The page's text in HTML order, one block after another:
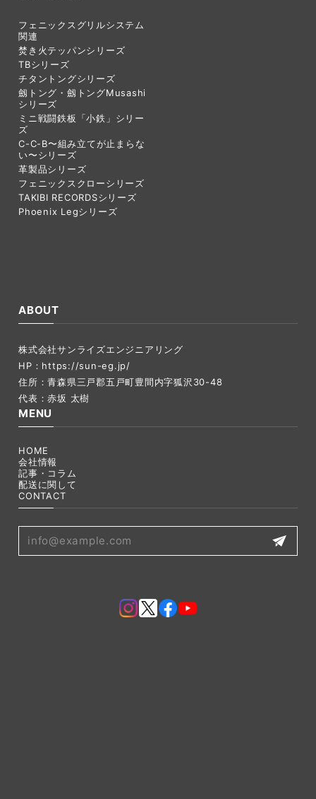
フェニックスグリルシステム
関連
焚き火テッパンシリーズ
TBシリーズ
チタントングシリーズ
劔トング・劔トングMusashi
シリーズ
ミニ戦闘鉄板「小鉄」シリー
ズ
C-C-B〜組み立てが止まらな
い〜シリーズ
革製品シリーズ
フェニックスクローシリーズ
TAKIBI RECORDSシリーズ
Phoenix Legシリーズ
ABOUT
株式会社サンライズエンジニアリング
HP： https://sun-eg.jp/
住所：青森県三戸郡五戸町豊間内字狐沢30-48
代表：赤坂 太樹
MENU
HOME
会社情報
記事・コラム
配送に関して
CONTACT